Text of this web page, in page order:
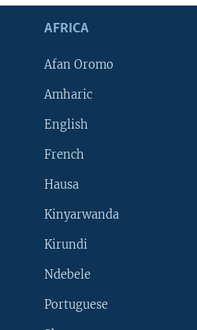
AFRICA
Afan Oromo
Amharic
English
French
Hausa
Kinyarwanda
Kirundi
Ndebele
Portuguese